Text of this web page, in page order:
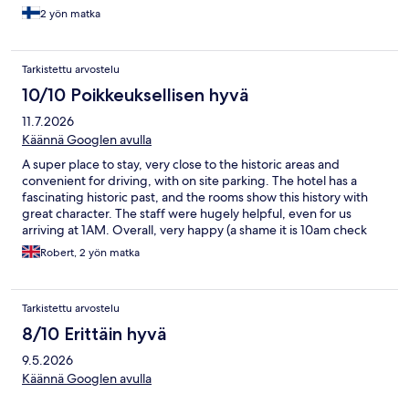
2 yön matka
Tarkistettu arvostelu
10/10 Poikkeuksellisen hyvä
11.7.2026
Käännä Googlen avulla
A super place to stay, very close to the historic areas and
convenient for driving, with on site parking. The hotel has a
fascinating historic past, and the rooms show this history with
great character. The staff were hugely helpful, even for us
arriving at 1AM. Overall, very happy (a shame it is 10am check
out, as we loved the stay)
Robert, 2 yön matka
Tarkistettu arvostelu
8/10 Erittäin hyvä
9.5.2026
Käännä Googlen avulla